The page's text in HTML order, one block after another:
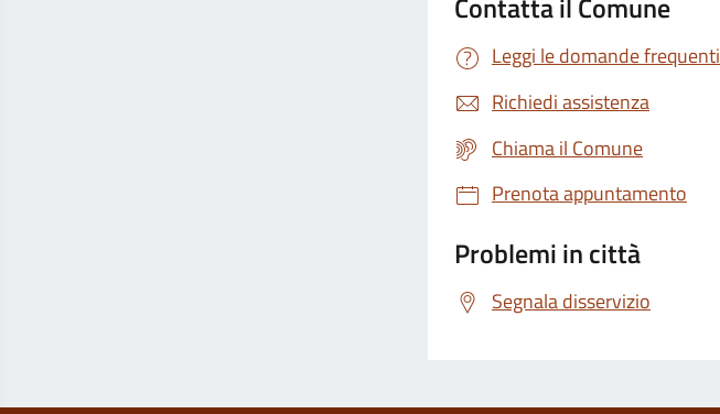
Leggi le domande frequenti
Richiedi assistenza
Chiama il Comune
Prenota appuntamento
Problemi in città
Segnala disservizio